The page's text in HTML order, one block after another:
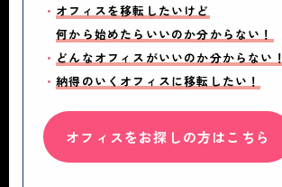
・ オフィスを移転したいけど
何から始めたらいいのか分からない！
・ どんなオフィスがいいのか分からない！
・納得のいくオフィスに移転したい！
オフィスをお探しの方はこちら